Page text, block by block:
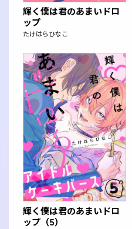
輝く僕は君のあまいドロ
ップ
たけはらひなこ
輝く僕は君のあまいドロ
ップ（5）